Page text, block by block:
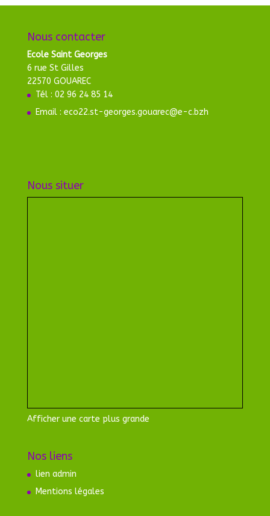
Nous contacter
Ecole Saint Georges
6 rue St Gilles
22570 GOUAREC
Tél : 02 96 24 85 14
Email : eco22.st-georges.gouarec@e-c.bzh
Nous situer
Afficher une carte plus grande
Nos liens
lien admin
Mentions légales